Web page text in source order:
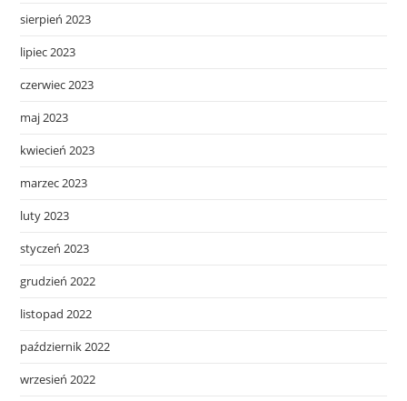
sierpień 2023
lipiec 2023
czerwiec 2023
maj 2023
kwiecień 2023
marzec 2023
luty 2023
styczeń 2023
grudzień 2022
listopad 2022
październik 2022
wrzesień 2022